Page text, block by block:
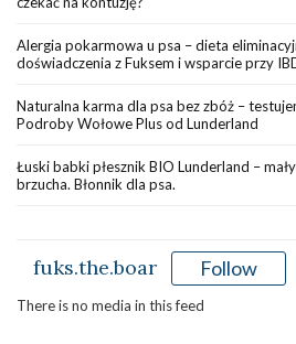
Alergia pokarmowa u psa – dieta
doświadczenia z Fuksem i wsparcie przy
Naturalna karma dla psa bez zbóż –
Podroby Wołowe Plus od Lunderland
Łuski babki płesznik BIO Lunderland –
brzucha. Błonnik dla psa.
fuks.the.boar Follow
There is no media in this feed